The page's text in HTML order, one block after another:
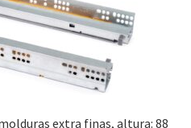
extra finas, altura: 88